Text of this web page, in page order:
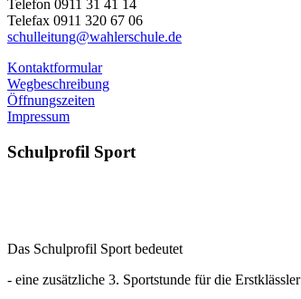
Telefon 0911 31 41 14
Telefax 0911 320 67 06
schulleitung@wahlerschule.de
Kontaktformular
Wegbeschreibung
Öffnungszeiten
Impressum
Schulprofil Sport
Das Schulprofil Sport bedeutet
- eine zusätzliche 3. Sportstunde für die Erstklässler